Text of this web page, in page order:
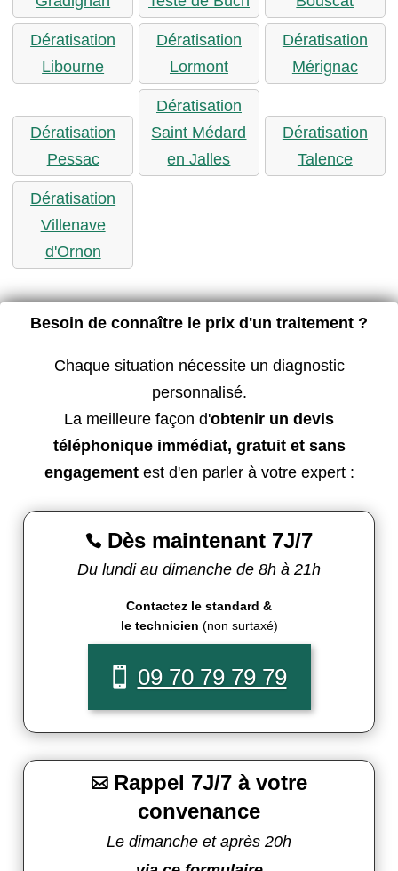
Dératisation
Libourne
Dératisation
Lormont
Dératisation
Mérignac
Dératisation
Pessac
Dératisation
Saint Médard
en Jalles
Dératisation
Talence
Dératisation
Villenave
d'Ornon
Besoin de connaître le prix d'un traitement ?
Chaque situation nécessite un diagnostic
personnalisé.
La meilleure façon d'obtenir un devis
téléphonique immédiat, gratuit et sans
engagementest d'en parler à votre expert :
 Dès maintenant 7J/7
Du lundi au dimanche de 8h à 21h
Contactez le standard &
le technicien (non surtaxé)
09 70 79 79 79
Rappel 7J/7 à votre
convenance
Le dimanche et après 20h